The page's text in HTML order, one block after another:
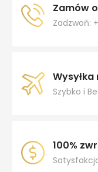
Zamów
Zadzwoń:
Wysyłka
Szybko i
100%